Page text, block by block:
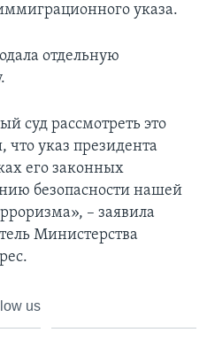
указа.
отдельную
суд рассмотреть это
указ президента
его законных
безопасности нашей
– заявила
Министерства
us